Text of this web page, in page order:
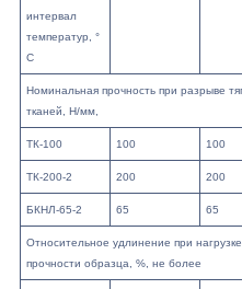
интервал
температур, °
C
Номинальная прочность при разрыве
тканей, Н/мм,
ТК-100 100 100
ТК-200-2 200 200
БКНЛ-65-2 65 65
Относительное удлинение при
прочности образца, %, не более